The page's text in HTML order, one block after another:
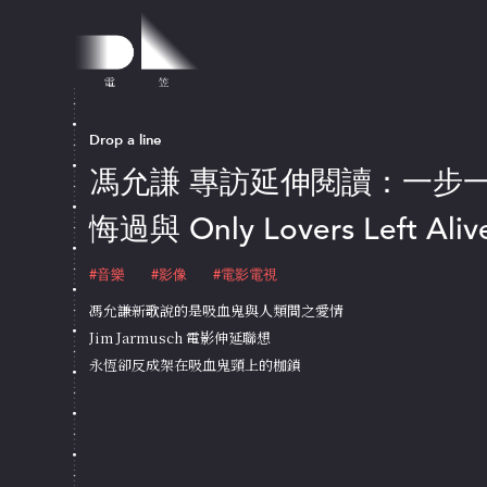
Drop a line
馮允謙 專訪延伸閱讀：一步
悔過與 Only Lovers Left
#音樂 #影像 #電影電視
馮允謙新歌說的是吸血鬼與人類間之愛情
Jim Jarmusch 電影伸延聯想
永恆卻反成架在吸血鬼頸上的枷鎖